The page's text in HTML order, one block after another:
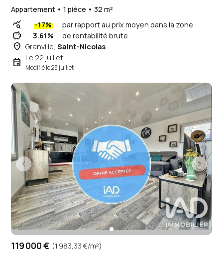
Appartement • 1 pièce • 32 m²
query_stats -17% par rapport au prix moyen dans la zone
savings 3.61% de rentabilité brute
place Granville,Saint-Nicolas
event Le 22 juillet
Modifié le 28 juillet
119 000 € (1 983,33 €/m²)